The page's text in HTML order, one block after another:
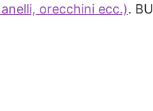
orecchini ecc.).